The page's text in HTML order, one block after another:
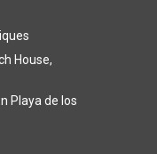
House,
Playa de los